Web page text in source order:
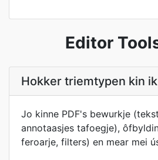
Editor
Hokker triemtypen kin
Jo kinne PDF's bewurkje
annotaasjes tafoegje),
feroarje, filters) en mear mei